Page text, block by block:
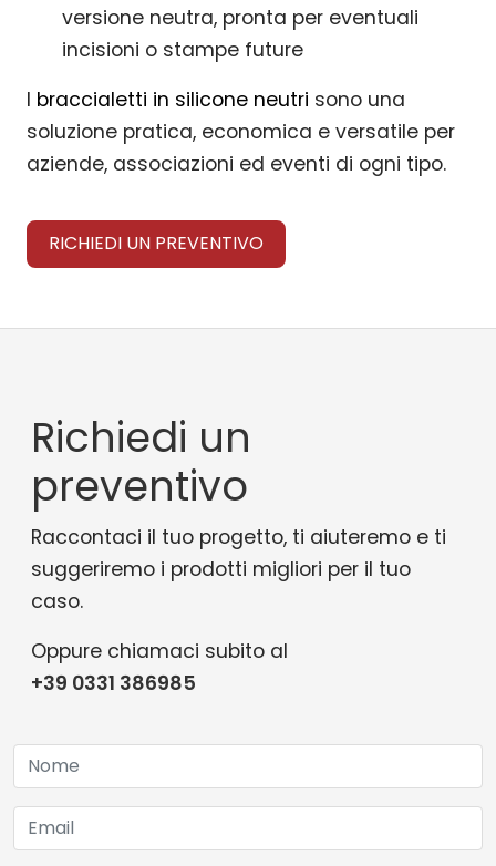
versione neutra, pronta per eventuali
incisioni o stampe future
I braccialetti in silicone neutri sono una
soluzione pratica, economica e versatile per
aziende, associazioni ed eventi di ogni tipo.
RICHIEDI UN PREVENTIVO
Richiedi un
preventivo
Raccontaci il tuo progetto, ti aiuteremo e ti
suggeriremo i prodotti migliori per il tuo
caso.
Oppure chiamaci subito al
+39 0331 386985